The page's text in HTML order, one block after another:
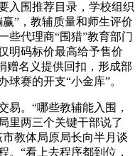
围推荐目录，学校组织
”，教辅质量和师生评价
些代理商“围猎”教育部门
明码标价最高给予售价
赠名义提供回扣，形成部
赛的开支“小金库”。
。“哪些教辅能入围，
里两三个关键干部说了
教体局原局长向半月谈
。“看上去程序都到位，